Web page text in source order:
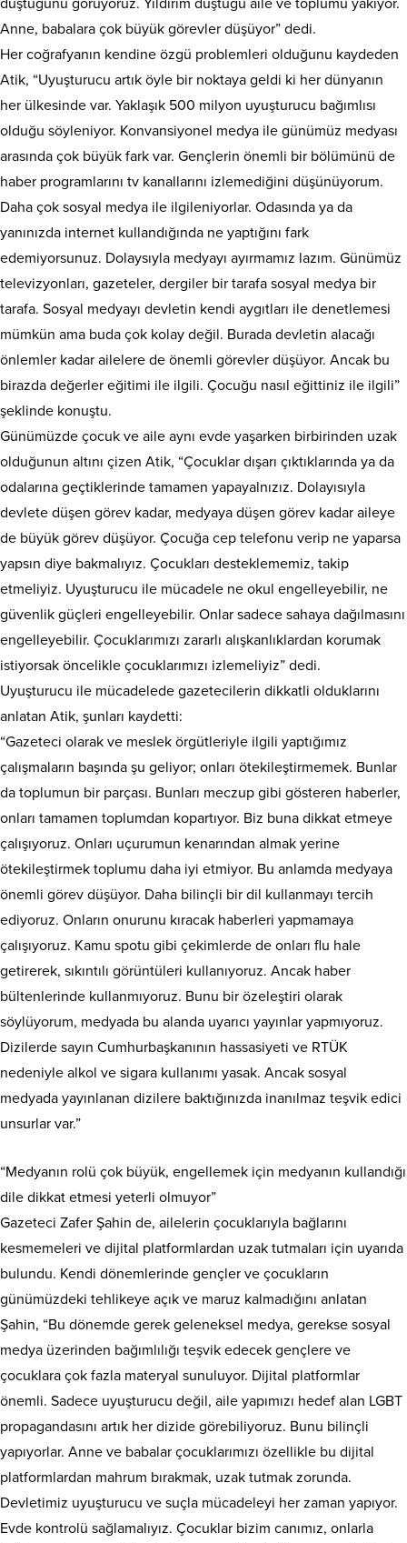
Anne, babalara çok büyük görevler düşüyor” dedi.
Her coğrafyanın kendine özgü problemleri olduğunu kaydeden
Atik, “Uyuşturucu artık öyle bir noktaya geldi ki her dünyanın
her ülkesinde var. Yaklaşık 500 milyon uyuşturucu bağımlısı
olduğu söyleniyor. Konvansiyonel medya ile günümüz medyası
arasında çok büyük fark var. Gençlerin önemli bir bölümünü de
haber programlarını tv kanallarını izlemediğini düşünüyorum.
Daha çok sosyal medya ile ilgileniyorlar. Odasında ya da
yanınızda internet kullandığında ne yaptığını fark
edemiyorsunuz. Dolaysıyla medyayı ayırmamız lazım. Günümüz
televizyonları, gazeteler, dergiler bir tarafa sosyal medya bir
tarafa. Sosyal medyayı devletin kendi aygıtları ile denetlemesi
mümkün ama buda çok kolay değil. Burada devletin alacağı
önlemler kadar ailelere de önemli görevler düşüyor. Ancak bu
birazda değerler eğitimi ile ilgili. Çocuğu nasıl eğittiniz ile ilgili”
şeklinde konuştu.
Günümüzde çocuk ve aile aynı evde yaşarken birbirinden uzak
olduğunun altını çizen Atik, “Çocuklar dışarı çıktıklarında ya da
odalarına geçtiklerinde tamamen yapayalnızız. Dolayısıyla
devlete düşen görev kadar, medyaya düşen görev kadar aileye
de büyük görev düşüyor. Çocuğa cep telefonu verip ne yaparsa
yapsın diye bakmalıyız. Çocukları desteklememiz, takip
etmeliyiz. Uyuşturucu ile mücadele ne okul engelleyebilir, ne
güvenlik güçleri engelleyebilir. Onlar sadece sahaya dağılmasını
engelleyebilir. Çocuklarımızı zararlı alışkanlıklardan korumak
istiyorsak öncelikle çocuklarımızı izlemeliyiz” dedi.
Uyuşturucu ile mücadelede gazetecilerin dikkatli olduklarını
anlatan Atik, şunları kaydetti:
“Gazeteci olarak ve meslek örgütleriyle ilgili yaptığımız
çalışmaların başında şu geliyor; onları ötekileştirmemek. Bunlar
da toplumun bir parçası. Bunları meczup gibi gösteren haberler,
onları tamamen toplumdan kopartıyor. Biz buna dikkat etmeye
çalışıyoruz. Onları uçurumun kenarından almak yerine
ötekileştirmek toplumu daha iyi etmiyor. Bu anlamda medyaya
önemli görev düşüyor. Daha bilinçli bir dil kullanmayı tercih
ediyoruz. Onların onurunu kıracak haberleri yapmamaya
çalışıyoruz. Kamu spotu gibi çekimlerde de onları flu hale
getirerek, sıkıntılı görüntüleri kullanıyoruz. Ancak haber
bültenlerinde kullanmıyoruz. Bunu bir özeleştiri olarak
söylüyorum, medyada bu alanda uyarıcı yayınlar yapmıyoruz.
Dizilerde sayın Cumhurbaşkanının hassasiyeti ve RTÜK
nedeniyle alkol ve sigara kullanımı yasak. Ancak sosyal
medyada yayınlanan dizilere baktığınızda inanılmaz teşvik edici
unsurlar var.”
“Medyanın rolü çok büyük, engellemek için medyanın kullandığı
dile dikkat etmesi yeterli olmuyor”
Gazeteci Zafer Şahin de, ailelerin çocuklarıyla bağlarını
kesmemeleri ve dijital platformlardan uzak tutmaları için uyarıda
bulundu. Kendi dönemlerinde gençler ve çocukların
günümüzdeki tehlikeye açık ve maruz kalmadığını anlatan
Şahin, “Bu dönemde gerek geleneksel medya, gerekse sosyal
medya üzerinden bağımlılığı teşvik edecek gençlere ve
çocuklara çok fazla materyal sunuluyor. Dijital platformlar
önemli. Sadece uyuşturucu değil, aile yapımızı hedef alan LGBT
propagandasını artık her dizide görebiliyoruz. Bunu bilinçli
yapıyorlar. Anne ve babalar çocuklarımızı özellikle bu dijital
platformlardan mahrum bırakmak, uzak tutmak zorunda.
Devletimiz uyuşturucu ve suçla mücadeleyi her zaman yapıyor.
Evde kontrolü sağlamalıyız. Çocuklar bizim canımız, onlarla